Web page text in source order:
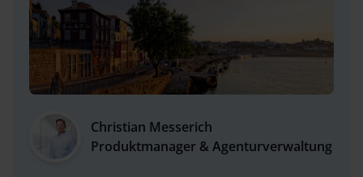
Christian Messerich
Produktmanager & Agenturverwaltung